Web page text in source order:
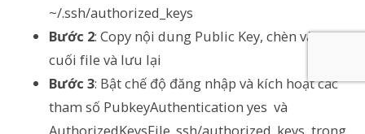
~/.ssh/authorized_keys
Bước 2: Copy nội dung Public Key, chèn vào
cuối file và lưu lại
Bước 3: Bật chế độ đăng nhập và kích hoạt các
tham số PubkeyAuthentication yes và
AuthorizedKeysFile .ssh/authorized_keys trong